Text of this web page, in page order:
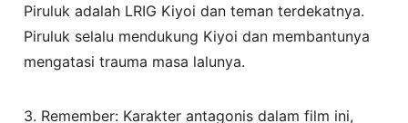
Piruluk adalah LRIG Kiyoi dan teman terdekatnya.
Piruluk selalu mendukung Kiyoi dan membantunya
mengatasi trauma masa lalunya.
3. Remember: Karakter antagonis dalam film ini,